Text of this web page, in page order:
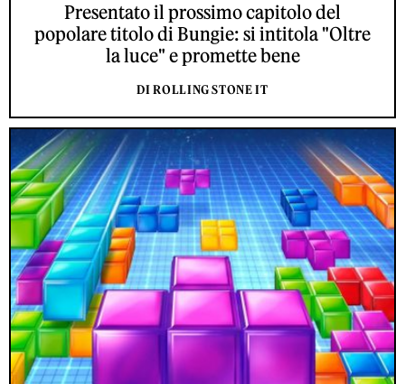
Presentato il prossimo capitolo del
popolare titolo di Bungie: si intitola "Oltre
la luce" e promette bene
DI ROLLING STONE IT